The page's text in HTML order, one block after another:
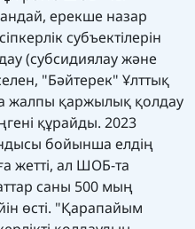
ерекше назар
субъектілерін
(субсидиялау және
"Бәйтерек" Ұлттық
жалпы қаржылық қолдау
құрайды. 2023
бойынша елдің
жетті, ал ШОБ-та
саны 500 мың
өсті. "Қарапайым